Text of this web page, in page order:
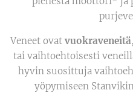
Veneet ovat vuokraveneitä
tai vaihtoehtoisesti
hyvin suosittuja
yöpymiseen